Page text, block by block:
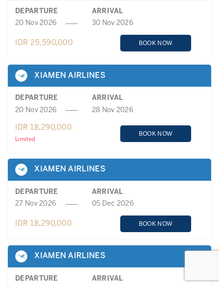
DEPARTURE
ARRIVAL
20 Nov 2026
30 Nov 2026
IDR 25,590,000 BOOK NOW
XIAMEN AIRLINES
DEPARTURE
ARRIVAL
20 Nov 2026
28 Nov 2026
IDR 18,290,000
Limited
BOOK NOW
XIAMEN AIRLINES
DEPARTURE
ARRIVAL
27 Nov 2026
05 Dec 2026
IDR 18,290,000 BOOK NOW
XIAMEN AIRLINES
DEPARTURE ARRIVAL